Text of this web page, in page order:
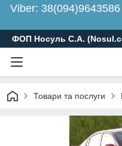
Viber: 38(094)9643586
ФОП Носуль С.А.
Товари та послуги